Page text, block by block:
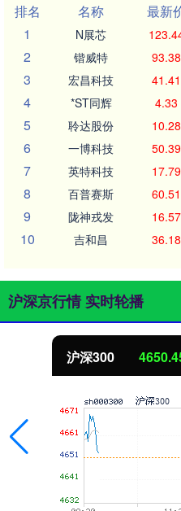
排名
名称 最新
1
N展芯
2 锴威特 93.38
3 宏昌科技 41.41
4 *ST同辉 4.33
5 聆达股份 10.28
6 一博科技 50.39
7 英特科技 17.79
8 百普赛斯 60.51
9 陇神戎发 16.57
10 吉和昌 36.18
沪深京行情 实时轮播
北证50 1110.34